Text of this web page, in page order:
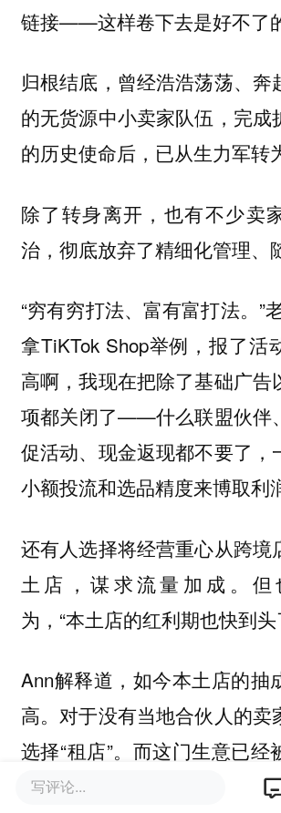
链接——这样卷下去是好不了
归根结底，曾经浩浩荡荡、奔
的无货源中小卖家队伍，完成
的历史使命后，已从生力军转
除了转身离开，也有不少卖
治，彻底放弃了精细化管理、
“穷有穷打法、富有富打法。”
拿TiKTok Shop举例，报了活
高啊，我现在把除了基础广告
项都关闭了——什么联盟伙伴
促活动、现金返现都不要了，
小额投流和选品精度来博取利
还有人选择将经营重心从跨境
土店，谋求流量加成。但
为，“本土店的红利期也快到头
Ann解释道，如今本土店的抽
高。对于没有当地合伙人的卖
选择“租店”。而这门生意已经
花样百出：店租、押金是一
写评论...